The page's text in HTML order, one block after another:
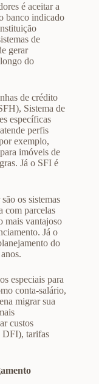
é aceitar a
banco indicado
de
gerar
do
de crédito
Sistema de
específicas
perfis
exemplo,
imóveis de
Já o SFI é
os sistemas
com parcelas
mais vantajoso
Já o
do
especiais para
conta-salário,
migrar sua
custos
DFI), tarifas